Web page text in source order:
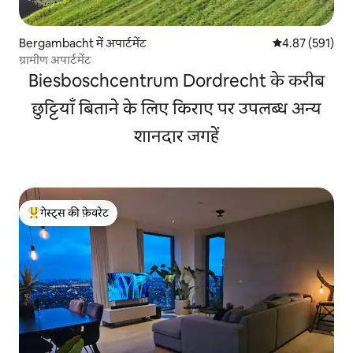
Bergambacht में अपार्टमेंट औसत रेटिंग 5 में से
4.87 (591)
ग्रामीण अपार्टमेंट
Biesboschcentrum Dordrecht के करीब
छुट्टियाँ बिताने के लिए किराए पर उपलब्ध अन्य
शानदार जगहें
गेस्ट्स का टॉप फ़ेवरेट
गेस्ट्स की फ़ेवरेट